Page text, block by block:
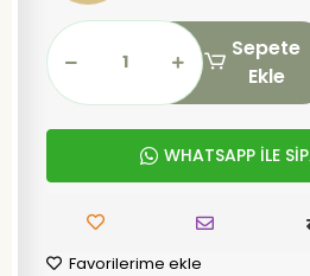
Sepete
Ekle
WHATSAPP İLE
Favorilerime ekle